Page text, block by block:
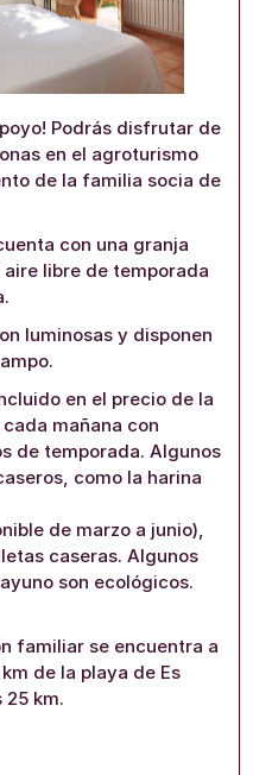
Podrás disfrutar de
en el agroturismo
de la familia socia de
con una granja
libre de temporada
luminosas y disponen
en el precio de la
mañana con
de temporada. Algunos
como la harina
de marzo a junio),
caseras. Algunos
son ecológicos.
familiar se encuentra a
de la playa de Es
25 km.